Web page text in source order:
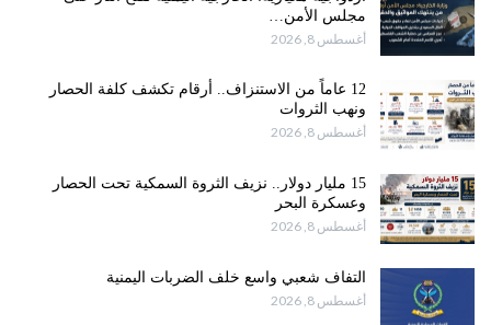
مجلس الأمن…
أغسطس 8, 2026
12 عاماً من الاستنزاف.. أرقام تكشف كلفة الحصار
ونهب الثروات
أغسطس 8, 2026
15 مليار دولار.. نزيف الثروة السمكية تحت الحصار
وعسكرة البحر
أغسطس 8, 2026
التفاف شعبي واسع خلف الضربات اليمنية
أغسطس 8, 2026